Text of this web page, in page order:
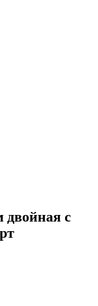
двойная с